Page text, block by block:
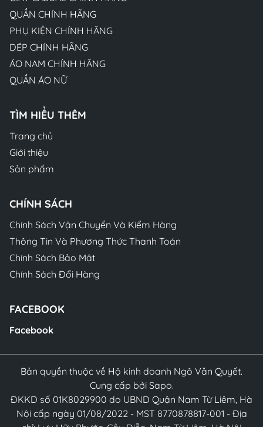
QUẦN CHÍNH HÃNG
PHỤ KIỆN CHÍNH HÃNG
DÉP CHÍNH HÃNG
ÁO NAM CHÍNH HÃNG
QUẦN ÁO NỮ
TÌM HIỂU THÊM
Trang chủ
Giới thiệu
Sản phẩm
CHÍNH SÁCH
Chính Sách Vận Chuyển Và Kiểm Hàng
Thông Tin Và Phương Thức Thanh Toán
Chính Sách Bảo Mật
Chính Sách Đổi Hàng
FACEBOOK
Facebook
Bản quyền thuộc về Hộ kinh doanh Ngô Văn Quyết.
Cung cấp bởi Sapo.
ĐKKD số 01K8029900 do UBND Quận Nam Từ Liêm, Hà
Nội cấp ngày 01/08/2022 - MST 8770878817-001 - Địa